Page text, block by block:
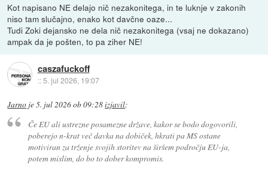
Kot napisano NE delajo nič nezakonitega, in te luknje v zakonih
niso tam slučajno, enako kot davčne oaze...
Tudi Zoki dejansko ne dela nič nezakonitega (vsaj ne dokazano)
ampak da je pošten, to pa ziher NE!
caszafuckoff
::5. jul 2026, 19:07
Jarno je5. jul 2026 ob 09:28izjavil:
Če EU ali ustrezne posamezne države, kakor se bodo dogovorili,
poberejo n-krat več davka na dobiček, hkrati pa MS ostane
motiviran za trženje svojih storitev na širšem področju EU-ja,
potem mislim, do bo to dober kompromis.